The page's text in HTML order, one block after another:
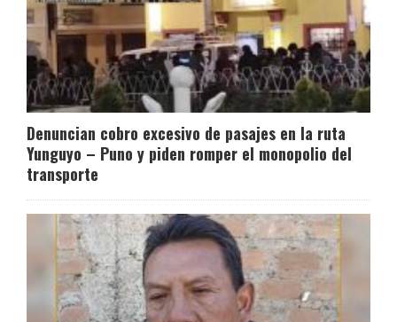
Denuncian cobro excesivo de pasajes en la ruta
Yunguyo – Puno y piden romper el monopolio del
transporte